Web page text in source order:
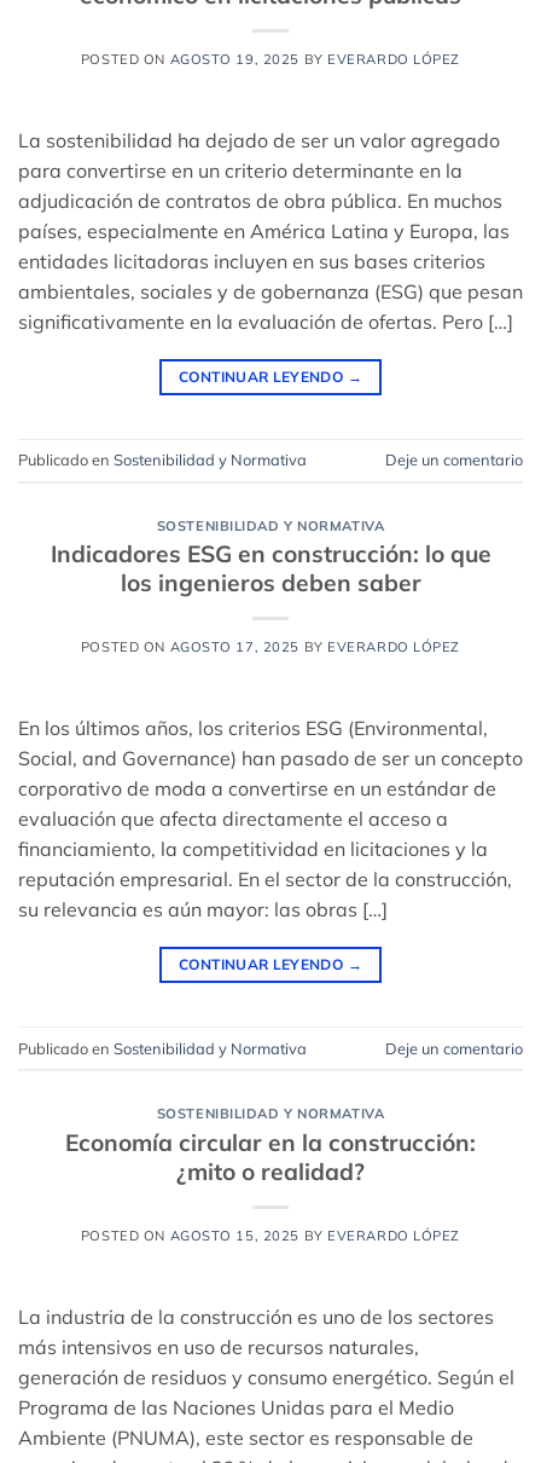
POSTED ON AGOSTO 19, 2025 BY EVERARDO LÓPEZ
La sostenibilidad ha dejado de ser un valor agregado
para convertirse en un criterio determinante en la
adjudicación de contratos de obra pública. En muchos
países, especialmente en América Latina y Europa, las
entidades licitadoras incluyen en sus bases criterios
ambientales, sociales y de gobernanza (ESG) que pesan
significativamente en la evaluación de ofertas. Pero […]
CONTINUAR LEYENDO →
Publicado en Sostenibilidad y Normativa Deje un comentario
SOSTENIBILIDAD Y NORMATIVA
Indicadores ESG en construcción: lo que
los ingenieros deben saber
POSTED ON AGOSTO 17, 2025 BY EVERARDO LÓPEZ
En los últimos años, los criterios ESG (Environmental,
Social, and Governance) han pasado de ser un concepto
corporativo de moda a convertirse en un estándar de
evaluación que afecta directamente el acceso a
financiamiento, la competitividad en licitaciones y la
reputación empresarial. En el sector de la construcción,
su relevancia es aún mayor: las obras […]
CONTINUAR LEYENDO →
Publicado en Sostenibilidad y Normativa Deje un comentario
SOSTENIBILIDAD Y NORMATIVA
Economía circular en la construcción:
¿mito o realidad?
POSTED ON AGOSTO 15, 2025 BY EVERARDO LÓPEZ
La industria de la construcción es uno de los sectores
más intensivos en uso de recursos naturales,
generación de residuos y consumo energético. Según el
Programa de las Naciones Unidas para el Medio
Ambiente (PNUMA), este sector es responsable de